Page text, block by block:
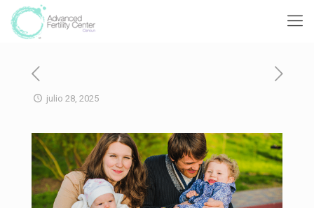
julio 28, 2025